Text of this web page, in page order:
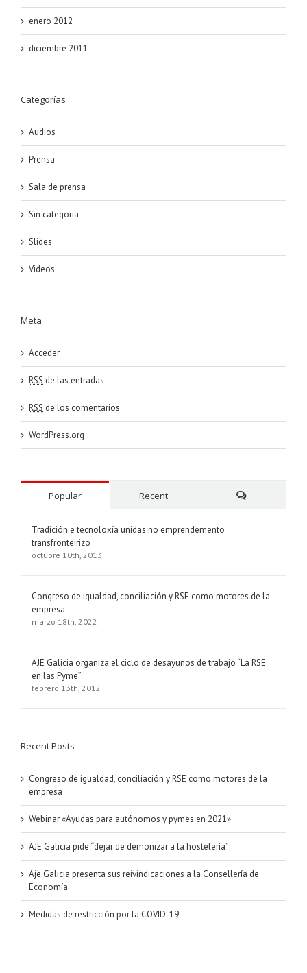
enero 2012
diciembre 2011
Categorías
Audios
Prensa
Sala de prensa
Sin categoría
Slides
Videos
Meta
Acceder
RSS de las entradas
RSS de los comentarios
WordPress.org
Popular Recent
Tradición e tecnoloxía unidas no emprendemento
transfronteirizo
octubre 10th, 2013
Congreso de igualdad, conciliación y RSE como motores de la
empresa
marzo 18th, 2022
AJE Galicia organiza el ciclo de desayunos de trabajo “La RSE
en las Pyme”
febrero 13th, 2012
Recent Posts
Congreso de igualdad, conciliación y RSE como motores de la
empresa
Webinar «Ayudas para autónomos y pymes en 2021»
AJE Galicia pide “dejar de demonizar a la hostelería”
Aje Galicia presenta sus reivindicaciones a la Consellería de
Economía
Medidas de restricción por la COVID-19